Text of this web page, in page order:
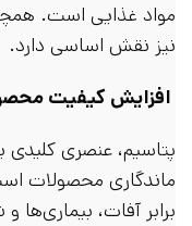
مواد غذایی است.
نیز نقش اساسی دارد.
افزایش کیفیت
پتاسیم، عنصری کلیدی
ماندگاری محصولات
برابر آفات،